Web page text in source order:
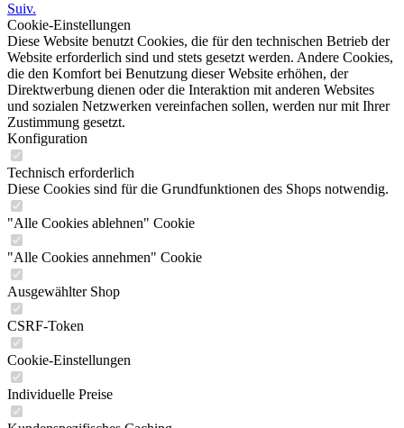
Suiv.
Cookie-Einstellungen
Diese Website benutzt Cookies, die für den technischen Betrieb der
Website erforderlich sind und stets gesetzt werden. Andere Cookies,
die den Komfort bei Benutzung dieser Website erhöhen, der
Direktwerbung dienen oder die Interaktion mit anderen Websites
und sozialen Netzwerken vereinfachen sollen, werden nur mit Ihrer
Zustimmung gesetzt.
Konfiguration
Technisch erforderlich
Diese Cookies sind für die Grundfunktionen des Shops notwendig.
"Alle Cookies ablehnen" Cookie
"Alle Cookies annehmen" Cookie
Ausgewählter Shop
CSRF-Token
Cookie-Einstellungen
Individuelle Preise